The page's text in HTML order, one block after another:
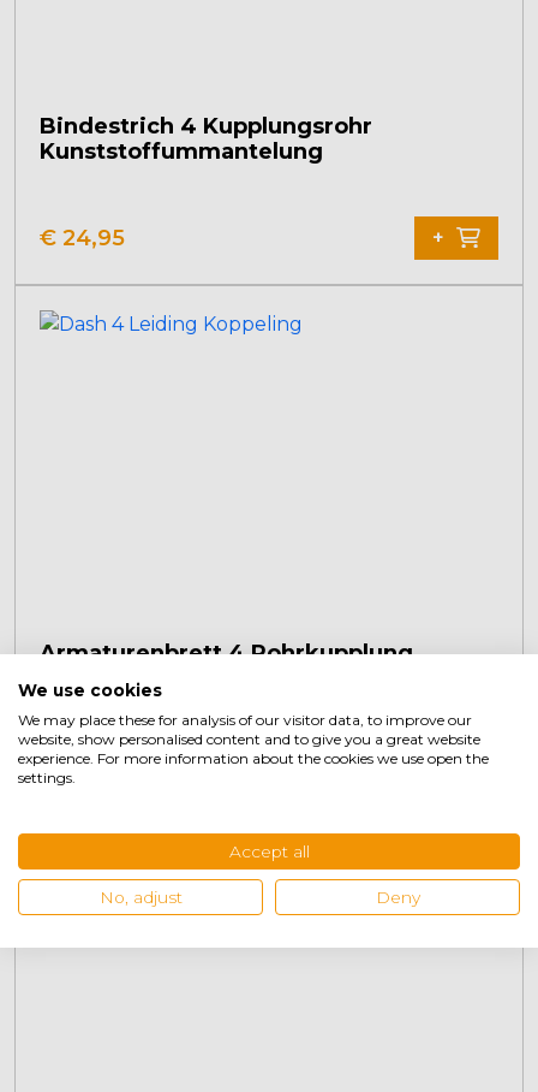
Bindestrich 4 Kupplungsrohr
Kunststoffummantelung
€ 24,95 +
Armaturenbrett 4 Rohrkupplung
€24,95 +
We use cookies
We may place these for analysis of our visitor data, to improve our
website, show personalised content and to give you a great website
experience. For more information about the cookies we use open the
settings.
Accept all
No, adjust Deny